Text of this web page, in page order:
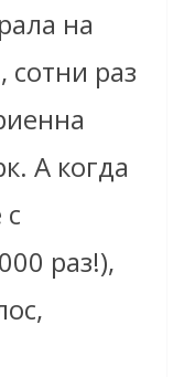
на
сотни раз
А когда
раз!),